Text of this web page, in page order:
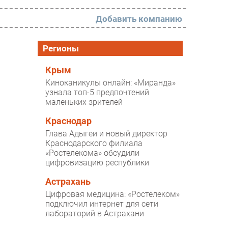
РАЗДЕЛЫ
Новости
Аналитика
Интервью
Мероприятия
Проекты
IT класс
Каталог компаний
Добавить компанию
Регионы
Крым
Киноканикулы онлайн: «Миранда»
узнала топ-5 предпочтений
маленьких зрителей
Краснодар
Глава Адыгеи и новый директор
Краснодарского филиала
«Ростелекома» обсудили
цифровизацию республики
Астрахань
Цифровая медицина: «Ростелеком»
подключил интернет для сети
лабораторий в Астрахани